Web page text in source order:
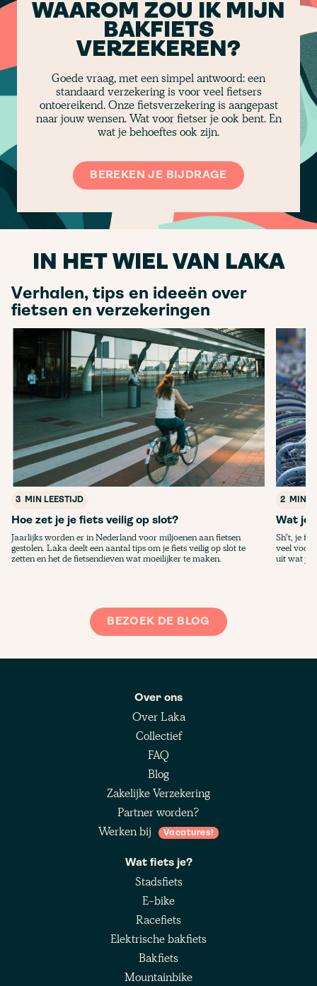
WAAROM ZOU IK MIJN
BAKFIETS
VERZEKEREN?
Goede vraag, met een simpel antwoord: een
standaard verzekering is voor veel fietsers
ontoereikend. Onze fietsverzekering is aangepast
naar jouw wensen. Wat voor fietser je ook bent. En
wat je behoeftes ook zijn.
BEREKEN JE BIJDRAGE
IN HET WIEL VAN LAKA
Verhalen, tips en ideeën over
fietsen en verzekeringen
3 MIN LEESTIJD
Hoe zet je je fiets veilig op slot?
Jaarlijks worden er in Nederland voor miljoenen aan fietsen
gestolen. Laka deelt een aantal tips om je fiets veilig op slot te
zetten en het de fietsendieven wat moeilijker te maken.
2 MIN
Wat je
Sh*t, je
veel
uit wat je
BEZOEK DE BLOG
Over ons
Over Laka
Collectief
FAQ
Blog
Zakelijke Verzekering
Partner worden?
Werken bij
Vacatures!
Wat fiets je?
Stadsfiets
E-bike
Racefiets
Elektrische bakfiets
Bakfiets
Mountainbike